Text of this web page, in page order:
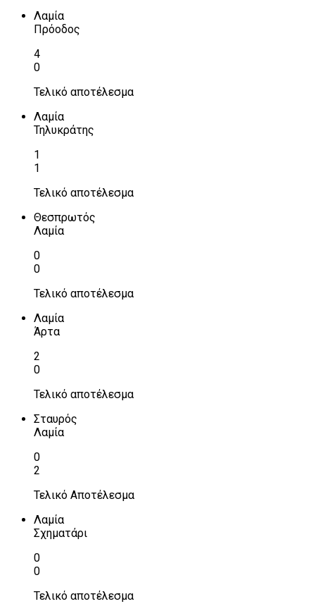
Λαμία
Πρόοδος
4
0
Τελικό αποτέλεσμα
Λαμία
Τηλυκράτης
1
1
Τελικό αποτέλεσμα
Θεσπρωτός
Λαμία
0
0
Τελικό αποτέλεσμα
Λαμία
Άρτα
2
0
Τελικό αποτέλεσμα
Σταυρός
Λαμία
0
2
Τελικό Αποτέλεσμα
Λαμία
Σχηματάρι
0
0
Τελικό αποτέλεσμα